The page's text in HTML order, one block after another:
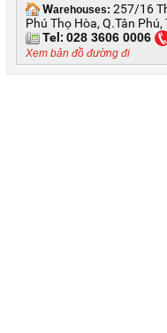
Warehouses: 257/16
Phú Thọ Hòa, Q.Tân Phú,
Tel:028 3606 0006
Xem bản đồ đường đi